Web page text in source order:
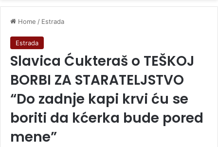
Home / Estrada
Estrada
Slavica Ćukteraš o TEŠKOJ
BORBI ZA STARATELJSTVO
“Do zadnje kapi krvi ću se
boriti da kćerka bude pored
mene”